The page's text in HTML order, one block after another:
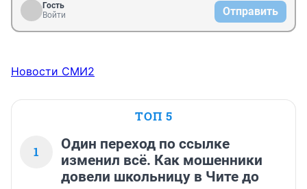
Гость
Войти
Отправить
Новости СМИ2
ТОП 5
1
Один переход по ссылке
изменил всё. Как мошенники
довели школьницу в Чите до